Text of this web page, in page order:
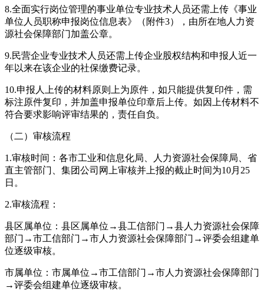
8.全面实行岗位管理的事业单位专业技术人员还需上传《事业
单位人员职称申报岗位信息表》（附件3），由所在地人力资
源社会保障部门加盖公章。
9.民营企业专业技术人员还需上传企业股权结构和申报人近一
年以来在该企业的社保缴费记录。
10.申报人上传的材料原则上为原件，如只能提供复印件，需
标注原件复印，并加盖申报单位印章后上传。如因上传材料不
符合要求影响评审结果的，责任自负。
（二）审核流程
1.审核时间：各市工业和信息化局、人力资源社会保障局、省
直主管部门、集团公司网上审核并上报的截止时间为10月25
日。
2.审核流程：
县区属单位：县区属单位→县工信部门→县人力资源社会保障
部门→市工信部门→市人力资源社会保障部门→评委会组建单
位逐级审核。
市属单位：市属单位→市工信部门→市人力资源社会保障部门
→评委会组建单位逐级审核。